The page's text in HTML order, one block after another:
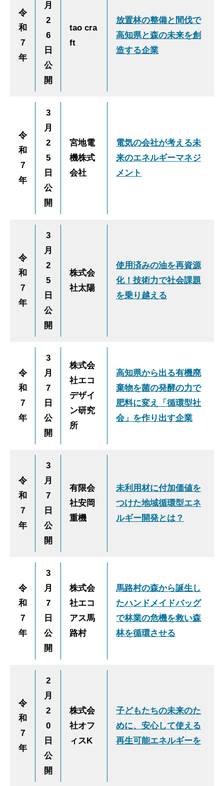
令
和
７
年
月
2
6
日
公
開
tao cra
ft
放置林の整備と間伐で
高知県と森の未来を創
造する企業
令
和
７
年
3
月
2
5
日
公
開
宮地電
機株式
会社
電気の会社が考える未
来のエネルギーマネジ
メント
令
和
７
年
3
月
2
5
日
公
開
株式会
社太陽
使用済みの油を再資源
化！技術力で社会課題
を乗り越える
令
和
７
年
3
月
7
日
公
開
株式会
社エコ
デザイ
ン研究
所
高知県から出る有機廃
棄物を菌の発酵の力で
肥料に変え「循環型社
会」を作り出す企業
令
和
７
年
3
月
7
日
公
開
有限会
社安岡
重機
未利用材に付加価値を
つけた地域循環型エネ
ルギー開発とは？
令
和
７
年
3
月
7
日
公
開
株式会
社エコ
アス馬
路村
馬路村の森から誕生し
たハンドメイドバッグ
で林業の危機を救い森
林を循環させる
令
和
７
年
2
月
2
0
日
公
開
株式会
社オフ
ィスK
子どもたちの未来のた
めに、安心して使える
再生可能エネルギーを